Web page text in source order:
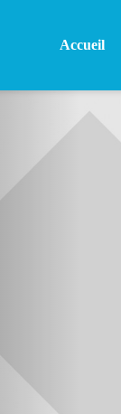
Accueil